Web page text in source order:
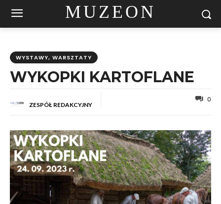
MUZEON
WYSTAWY, WARSZTATY
WYKOPKI KARTOFLANE
ZESPÓŁ REDAKCYJNY
0